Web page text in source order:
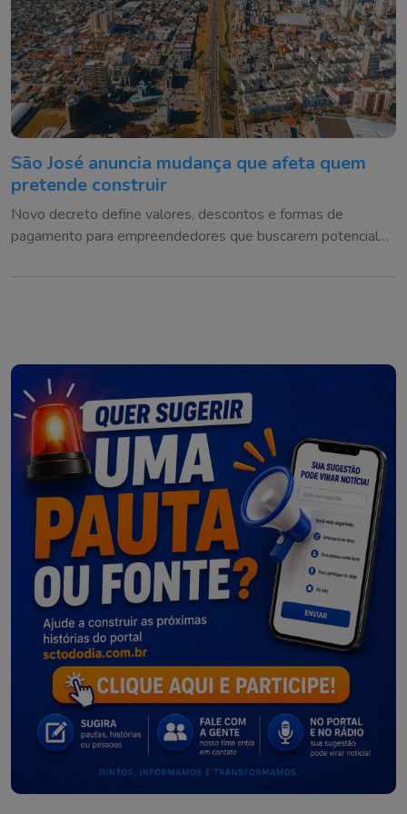
São José anuncia mudança que afeta quem
pretende construir
Novo decreto define valores, descontos e formas de
pagamento para empreendedores que buscarem potencial